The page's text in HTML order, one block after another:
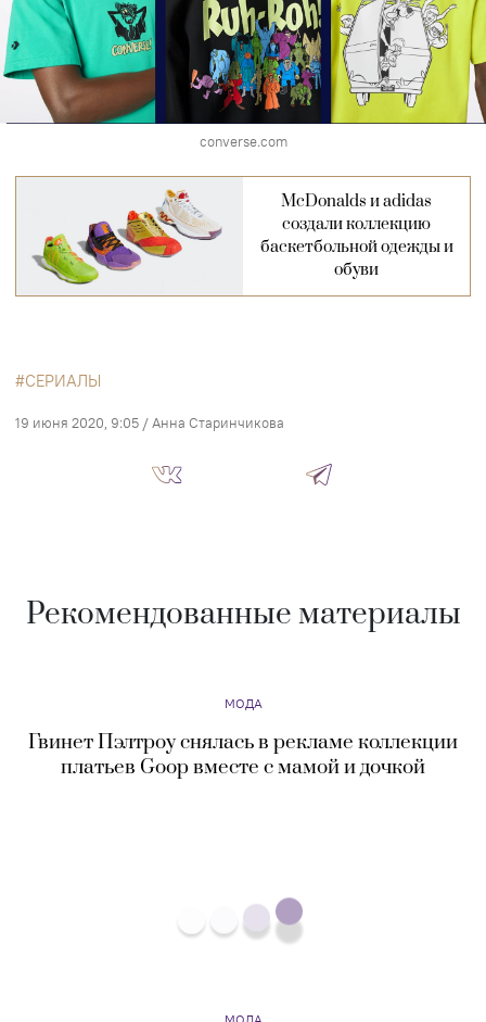
converse.com
McDonalds и adidas
создали коллекцию
баскетбольной одежды и
обуви
СЕРИАЛЫ
19 июня 2020, 9:05 /Анна Старинчикова
Рекомендованные материалы
МОДА
Гвинет Пэлтроу снялась в рекламе коллекции
платьев Goop вместе с мамой и дочкой